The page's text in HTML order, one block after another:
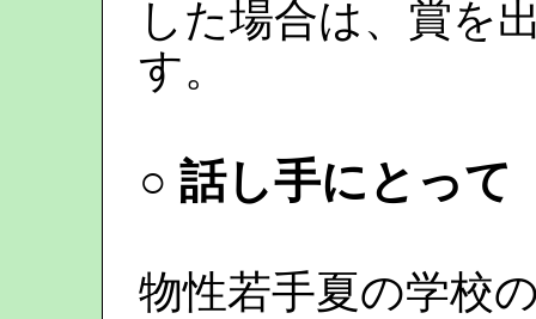
した場合は、賞を
す。
○ 話し手にとって
物性若手夏の学校